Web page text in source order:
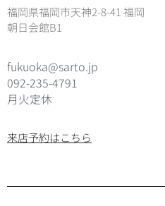
福岡県福岡市天神2-8-41 福岡
朝日会館B1
fukuoka@sarto.jp
092-235-4791
月火定休
来店予約はこちら